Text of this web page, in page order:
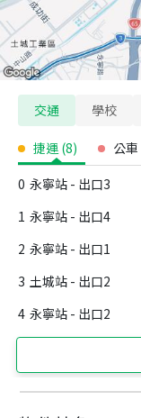
交通 學校
捷運 (8) 公車
0 永寧站 - 出口3
1 永寧站 - 出口4
2 永寧站 - 出口1
3 土城站 - 出口2
4 永寧站 - 出口2